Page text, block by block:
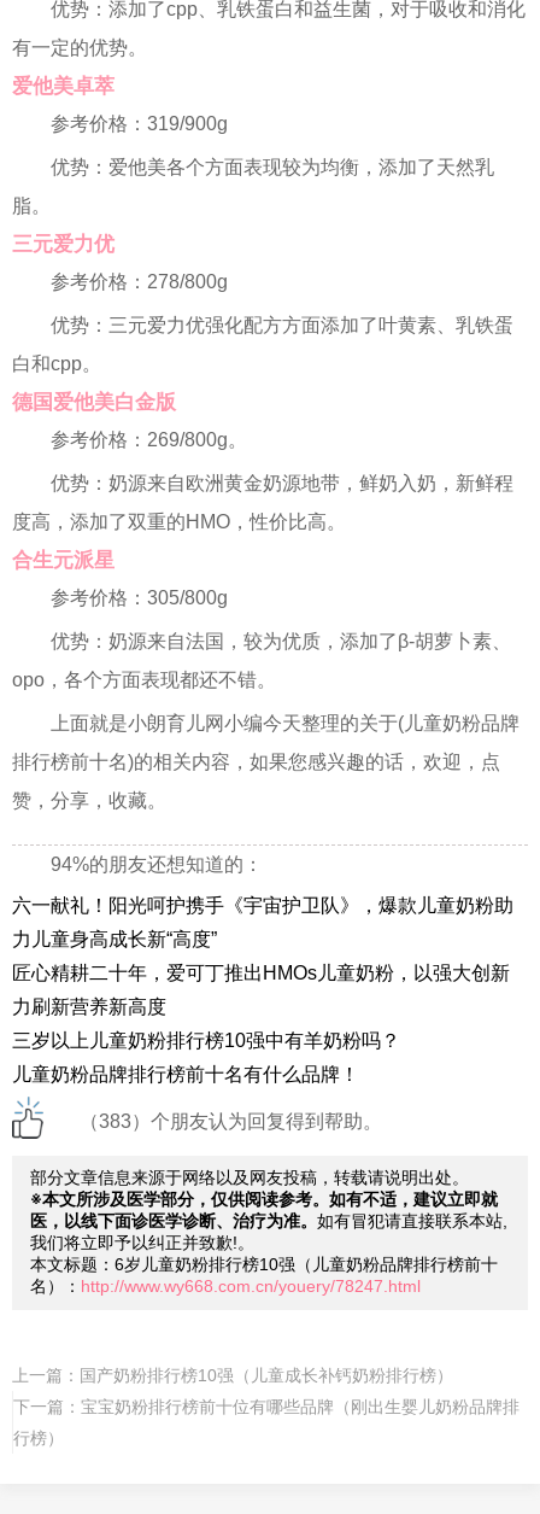
优势：添加了cpp、乳铁蛋白和益生菌，对于吸收和消化
有一定的优势。
爱他美卓萃
参考价格：319/900g
优势：爱他美各个方面表现较为均衡，添加了天然乳
脂。
三元爱力优
参考价格：278/800g
优势：三元爱力优强化配方方面添加了叶黄素、乳铁蛋
白和cpp。
德国爱他美白金版
参考价格：269/800g。
优势：奶源来自欧洲黄金奶源地带，鲜奶入奶，新鲜程
度高，添加了双重的HMO，性价比高。
合生元派星
参考价格：305/800g
优势：奶源来自法国，较为优质，添加了β-胡萝卜素、
opo，各个方面表现都还不错。
上面就是小朗育儿网小编今天整理的关于(儿童奶粉品牌
排行榜前十名)的相关内容，如果您感兴趣的话，欢迎，点
赞，分享，收藏。
94%的朋友还想知道的：
六一献礼！阳光呵护携手《宇宙护卫队》，爆款儿童奶粉助
力儿童身高成长新“高度”
匠心精耕二十年，爱可丁推出HMOs儿童奶粉，以强大创新
力刷新营养新高度
三岁以上儿童奶粉排行榜10强中有羊奶粉吗？
儿童奶粉品牌排行榜前十名有什么品牌！
（383）个朋友认为回复得到帮助。
部分文章信息来源于网络以及网友投稿，转载请说明出处。
※本文所涉及医学部分，仅供阅读参考。如有不适，建议立即就
医，以线下面诊医学诊断、治疗为准。 如有冒犯请直接联系本站,
我们将立即予以纠正并致歉!。
本文标题：6岁儿童奶粉排行榜10强（儿童奶粉品牌排行榜前十
名）： http://www.wy668.com.cn/youery/78247.html
上一篇： 国产奶粉排行榜10强（儿童成长补钙奶粉排行榜）
下一篇： 宝宝奶粉排行榜前十位有哪些品牌（刚出生婴儿奶粉品牌排
行榜）